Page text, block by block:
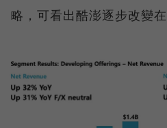
略，可看出酷澎逐步改變在